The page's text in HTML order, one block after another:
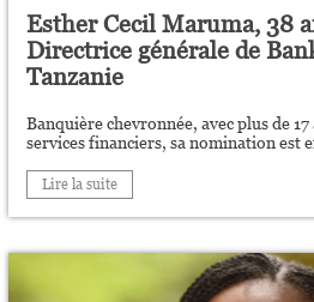
Esther Cecil Maruma, 38
Directrice générale de
Tanzanie
Banquière chevronnée, avec plus de
services financiers, sa nomination est
Lire la suite